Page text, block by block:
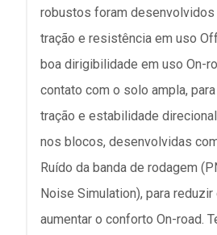
robustos foram desenvolvidos
tração e resistência em uso
boa dirigibilidade em uso On-
contato com o solo ampla,
tração e estabilidade
nos blocos, desenvolvidas
Ruído da banda de rodagem
Noise Simulation), para
aumentar o conforto On-road.